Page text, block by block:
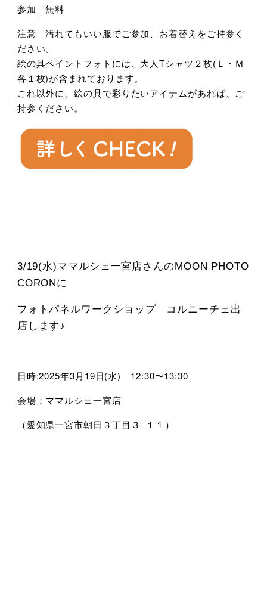
参加｜無料
注意｜汚れてもいい服でご参加、お着替えをご持参く
ださい。
絵の具ペイントフォトには、大人Tシャツ２枚(Ｌ・Ｍ
各１枚)が含まれております。
これ以外に、絵の具で彩りたいアイテムがあれば、ご
持参ください。
3/19(水)ママルシェ一宮店さんのMOON PHOTO
CORONに
フォトパネルワークショップ コルニーチェ出
店します♪
日時:2025年3月19日(水) 12:30〜13:30
会場：ママルシェ一宮店
（愛知県一宮市朝日３丁目３−１１）